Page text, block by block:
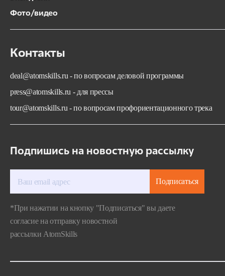
Фото/видео
Контакты
deal@atomskills.ru - по вопросам деловой программы
press@atomskills.ru - для прессы
tour@atomskills.ru - по вопросам профориентационного трека
Подпишись на новостную рассылку
Подписаться
*При нажатии на кнопку "Подписаться" вы даете
согласие на отправку новостной
рассылки AtomSkills